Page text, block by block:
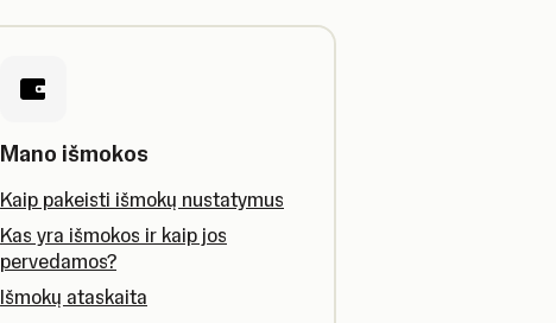
Mano išmokos
Kaip pakeisti išmokų nustatymus
Kas yra išmokos ir kaip jos
pervedamos?
Išmokų ataskaita